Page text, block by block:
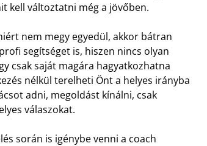
kell változtatni még a jövőben.
nem megy egyedül, akkor bátran
segítséget is, hiszen nincs olyan
csak saját magára hagyatkozhatna
nélkül terelheti Önt a helyes irányba
adni, megoldást kínálni, csak
válaszokat.
során is igénybe venni a coach